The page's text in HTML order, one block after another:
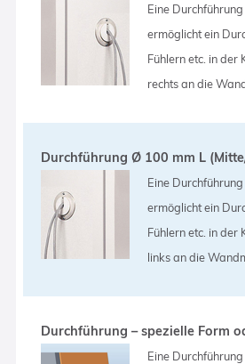
Eine
ermöglicht ein
Fühlern etc. in der
rechts an die
Durchführung Ø 100 mm L
Eine
ermöglicht ein
Fühlern etc. in
links an die
Durchführung – spezielle Form
Eine